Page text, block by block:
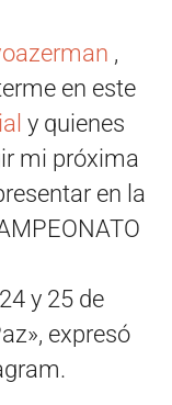
,
en este
y quienes
mi próxima
en la
y 25 de
expresó